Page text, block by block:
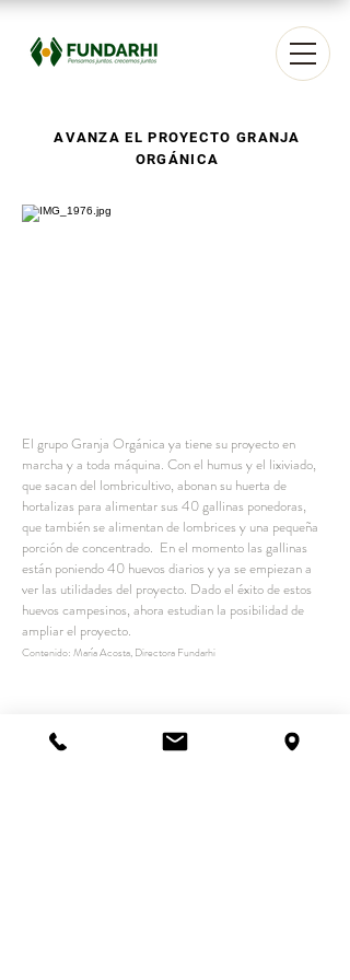
AVANZA EL PROYECTO GRANJA
ORGÁNICA
El grupo Granja Orgánica ya tiene su proyecto en
marcha y a toda máquina. Con el humus y el lixiviado,
que sacan del lombricultivo, abonan su huerta de
hortalizas para alimentar sus 40 gallinas ponedoras,
que también se alimentan de lombrices y una pequeña
porción de concentrado. En el momento las gallinas
están poniendo 40 huevos diarios y ya se empiezan a
ver las utilidades del proyecto. Dado el éxito de estos
huevos campesinos, ahora estudian la posibilidad de
ampliar el proyecto.
Contenido: María Acosta, Directora Fundarhi